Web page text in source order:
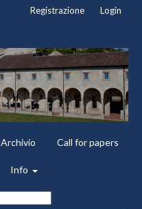
Archivio Call for papers
Info
Registrazione Login